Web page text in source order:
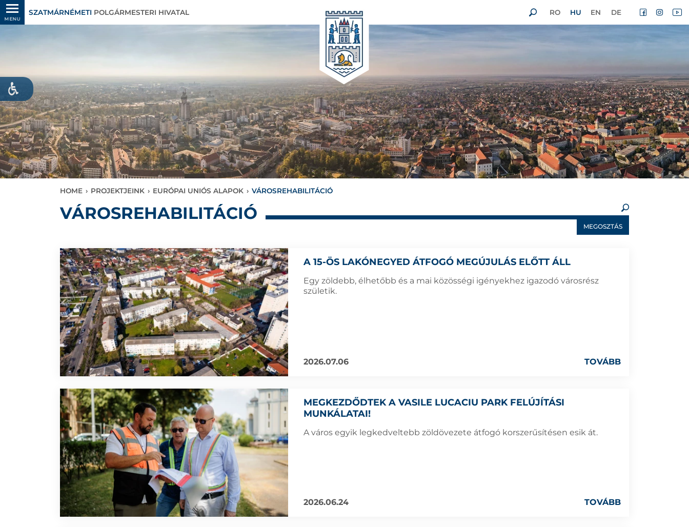
MENU
SZATMÁRNÉMETI POLGÁRMESTERI HIVATAL RO HU EN DE
HOME › PROJEKTJEINK › EURÓPAI UNIÓS ALAPOK › VÁROSREHABILITÁCIÓ
VÁROSREHABILITÁCIÓ
MEGOSZTÁS
A 15-ÖS LAKÓNEGYED ÁTFOGÓ MEGÚJULÁS ELŐTT ÁLL
Egy zöldebb, élhetőbb és a mai közösségi igényekhez igazodó városrész
születik.
2026.07.06 TOVÁBB
MEGKEZDŐDTEK A VASILE LUCACIU PARK FELÚJÍTÁSI
MUNKÁLATAI!
A város egyik legkedveltebb zöldövezete átfogó korszerűsítésen esik át.
2026.06.24 TOVÁBB